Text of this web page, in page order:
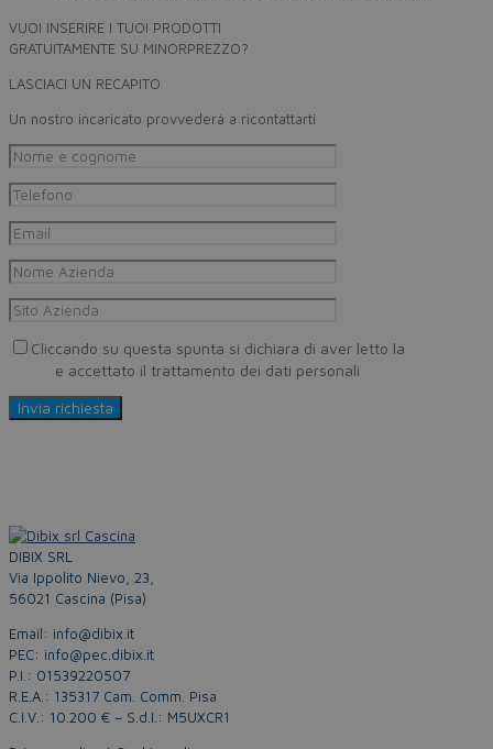
VUOI INSERIRE I TUOI PRODOTTI
GRATUITAMENTE SU MINORPREZZO?
LASCIACI UN RECAPITO
Un nostro incaricato provvederà a ricontattarti
Cliccando su questa spunta si dichiara di aver letto la
e accettato il trattamento dei dati personali
DIBIX SRL
Via Ippolito Nievo, 23,
56021 Cascina (Pisa)
Email: info@dibix.it
PEC: info@pec.dibix.it
P.I.: 01539220507
R.E.A.: 135317 Cam. Comm. Pisa
C.I.V.: 10.200 € – S.d.I.: M5UXCR1